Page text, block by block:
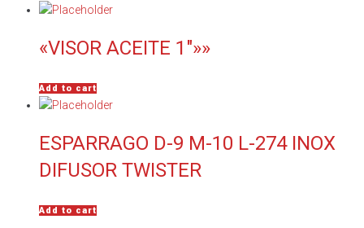
«VISOR ACEITE 1″»»
Add to cart
ESPARRAGO D-9 M-10 L-274 INOX
DIFUSOR TWISTER
Add to cart